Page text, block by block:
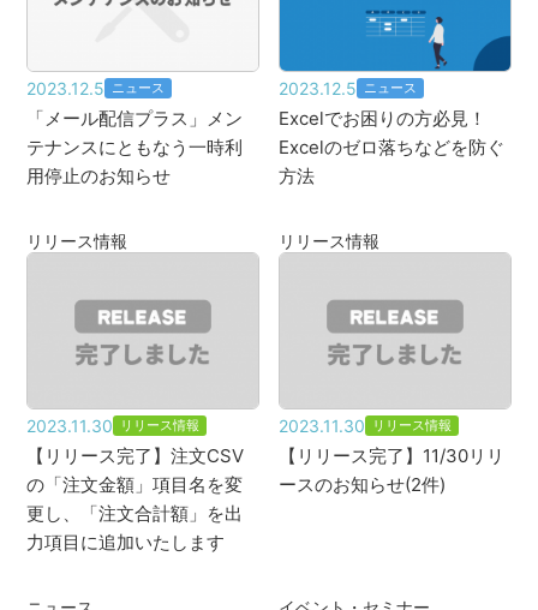
2023.12.5 ニュース
「メール配信プラス」メン
テナンスにともなう一時利
用停止のお知らせ
2023.12.5 ニュース
Excelでお困りの方必見！
Excelのゼロ落ちなどを防ぐ
方法
リリース情報
2023.11.30 リリース情報
【リリース完了】注文CSV
の「注文金額」項目名を変
更し、「注文合計額」を出
力項目に追加いたします
リリース情報
2023.11.30 リリース情報
【リリース完了】11/30リリ
ースのお知らせ(2件)